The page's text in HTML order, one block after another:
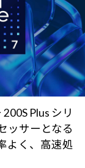
Plus シリ
ッサーとなる
よく、高速処